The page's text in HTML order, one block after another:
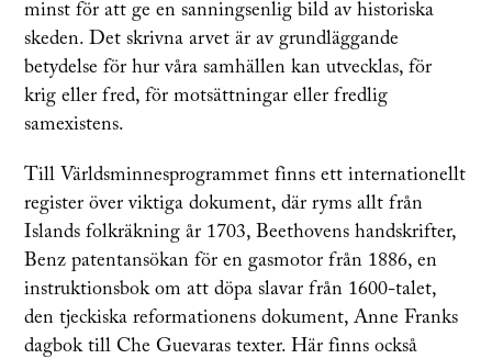
minst för att ge en sanningsenlig bild av historiska
skeden. Det skrivna arvet är av grundläggande
betydelse för hur våra samhällen kan utvecklas, för
krig eller fred, för motsättningar eller fredlig
samexistens.
Till Världsminnesprogrammet finns ett internationellt
register över viktiga dokument, där ryms allt från
Islands folkräkning år 1703, Beethovens handskrifter,
Benz patentansökan för en gasmotor från 1886, en
instruktionsbok om att döpa slavar från 1600-talet,
den tjeckiska reformationens dokument, Anne Franks
dagbok till Che Guevaras texter. Här finns också